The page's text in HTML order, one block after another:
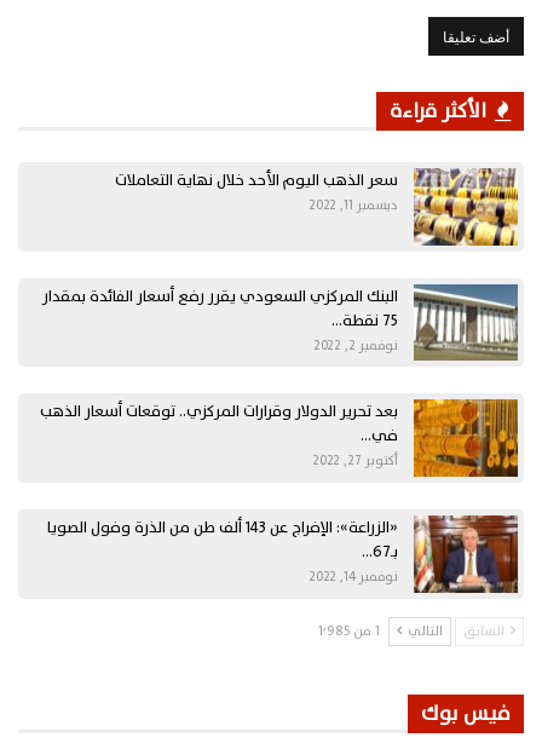
الأكثر قراءة
سعر الذهب اليوم الأحد خلال نهاية التعاملات
ديسمبر 11, 2022
البنك المركزي السعودي يقرر رفع أسعار الفائدة بمقدار
75 نقطة…
نوفمبر 2, 2022
بعد تحرير الدولار وقرارات المركزي.. توقعات أسعار الذهب
في…
أكتوبر 27, 2022
«الزراعة»: الإفراج عن 143 ألف طن من الذرة وفول الصويا
بـ67…
نوفمبر 14, 2022
السابق التالي 1 من 1٬985
فيس بوك